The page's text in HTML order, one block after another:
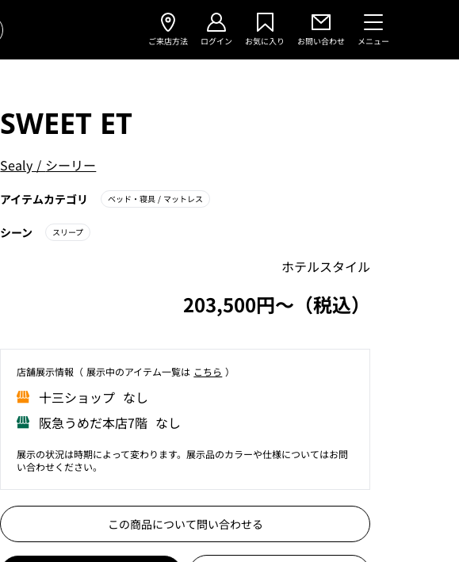
ご来店方法 ログイン お気に入り お問い合わせ メニュー
SWEET ET
Sealy / シーリー
アイテムカテゴリ ベッド・寝具/ マットレス
シーン スリープ
ホテルスタイル
203,500円〜（税込）
店舗展⽰情報（ 展⽰中のアイテム⼀覧は こちら ）
⼗三ショップ なし
阪急うめだ本店7階 なし
展示の状況は時期によって変わります。展示品のカラーや仕様についてはお問
い合わせください。
この商品について問い合わせる